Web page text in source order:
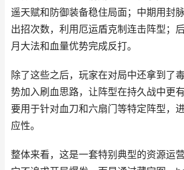
遥天赋和防御装备稳住局面；中期用封
出招次数，利用厄运盾克制连击阵型；
月大法和血量优势完成反打。
除了这些之后，玩家在对局中还拿到了
势加入刷血思路，让阵型在持久战中更
要用于针对血刀和六扇门等特定阵型，
应性。
整体来看，这是一套特别典型的资源运